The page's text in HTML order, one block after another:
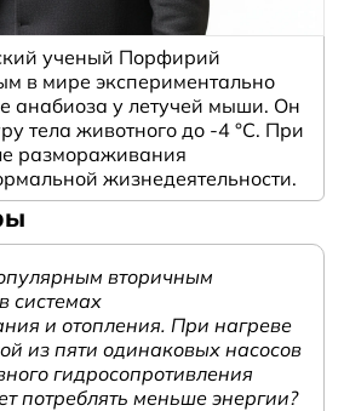
ученый Порфирий
в мире экспериментально
анабиоза у летучей мыши. Он
тела животного до -4 °C. При
размораживания
жизнедеятельности.
вторичным
системах
и отопления. При нагреве
из пяти одинаковых насосов
гидросопротивления
потреблять меньше энергии?